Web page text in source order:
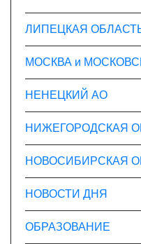
ЛИПЕЦКАЯ
МОСКВА и
НЕНЕЦКИЙ АО
НИЖЕГОРОДСКАЯ
НОВОСИБИРСКАЯ
НОВОСТИ ДНЯ
ОБРАЗОВАНИЕ